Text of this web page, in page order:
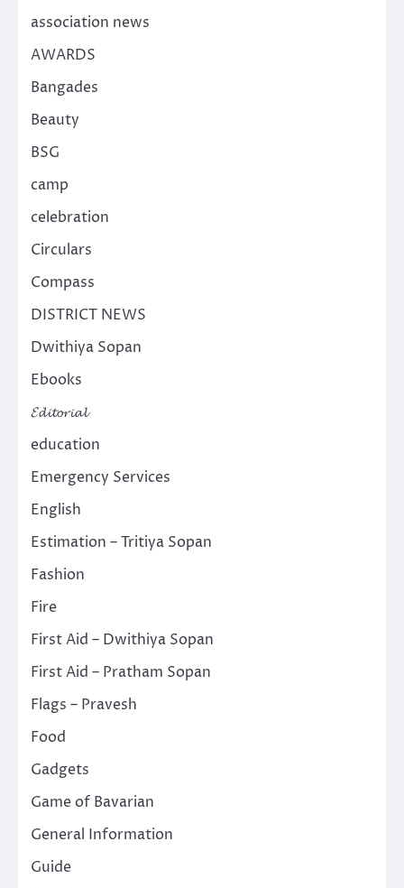
association news
AWARDS
Bangades
Beauty
BSG
camp
celebration
Circulars
Compass
DISTRICT NEWS
Dwithiya Sopan
Ebooks
𝓔𝓭𝓲𝓽𝓸𝓻𝓲𝓪𝓵
education
Emergency Services
English
Estimation – Tritiya Sopan
Fashion
Fire
First Aid – Dwithiya Sopan
First Aid – Pratham Sopan
Flags – Pravesh
Food
Gadgets
Game of Bavarian
General Information
Guide